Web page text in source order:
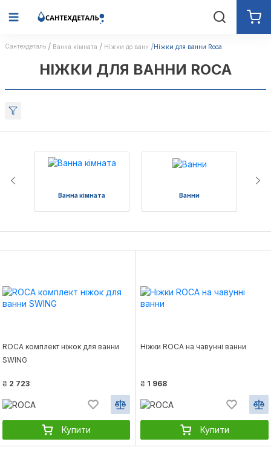
Сантехдеталь Ванна кімната Ніжки до ванн Ніжки для ванни Roca
НІЖКИ ДЛЯ ВАННИ ROCA
Ванна кімната Ванни
ROCA комплект ніжок для ванни
SWING
₴ 2 723
Купити
Ніжки ROCA на чавунні ванни
₴ 1 968
Купити